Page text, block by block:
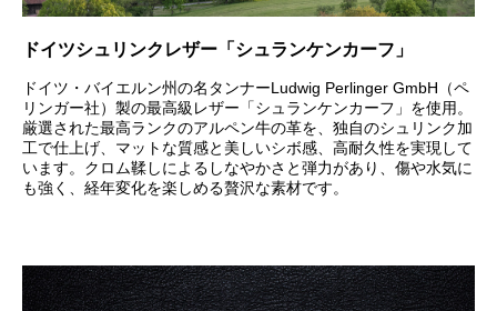
ドイツシュリンクレザー「シュランケンカーフ」
ドイツ・バイエルン州の名タンナーLudwig Perlinger GmbH（ペ
リンガー社）製の最高級レザー「シュランケンカーフ」を使用。
厳選された最高ランクのアルペン牛の革を、独自のシュリンク加
工で仕上げ、マットな質感と美しいシボ感、高耐久性を実現して
います。クロム鞣しによるしなやかさと弾力があり、傷や水気に
も強く、経年変化を楽しめる贅沢な素材です。